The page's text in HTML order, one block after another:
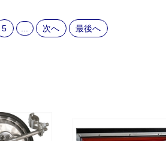
5 次へ 最後へ